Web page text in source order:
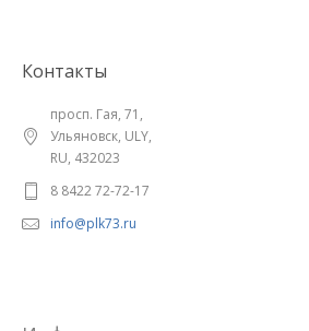
Контакты
просп. Гая, 71,
Ульяновск, ULY,
RU, 432023
8 8422 72-72-17
info@plk73.ru